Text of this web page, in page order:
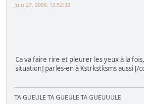
Juin 27, 2009, 12:52:32
Ca va faire rire et pleurer les yeux à la
situation] parles-en à Kstrkstksms aussi [/
TA GUEULE TA GUEULE TA GUEUUULE